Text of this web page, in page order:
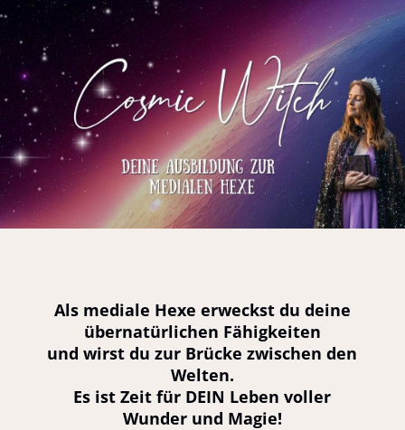
Als mediale Hexe erweckst du deine
übernatürlichen Fähigkeiten
und wirst du zur Brücke zwischen den
Welten.
Es ist Zeit für DEIN Leben voller
Wunder und Magie!